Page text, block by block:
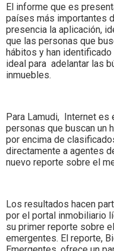
El informe que es
países más importantes
presencia la aplicación,
que las personas que
hábitos y han
ideal para adelantar las
inmuebles.
Para Lamudi, Internet es
personas que buscan un
por encima de
directamente a agentes
nuevo reporte sobre el
Los resultados hacen
por el portal inmobiliario
su primer reporte sobre
emergentes. El reporte,